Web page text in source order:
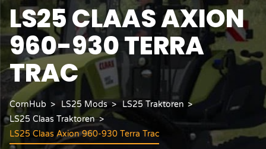
LS25 CLAAS AXION
960-930 TERRA
TRAC
CornHub LS25 Mods
LS25 Traktoren
LS25 Claas Traktoren
LS25 Claas Axion 960-930 Terra Trac